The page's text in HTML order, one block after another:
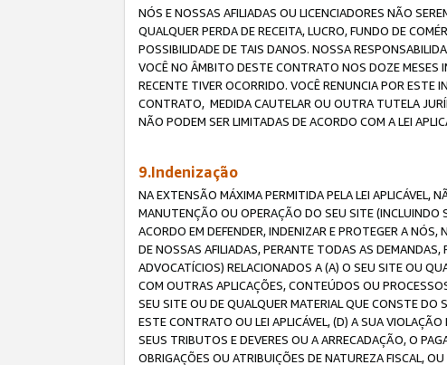
NÓS E NOSSAS AFILIADAS OU LICENCIADORES NÃO
QUALQUER PERDA DE RECEITA, LUCRO, FUNDO DE
POSSIBILIDADE DE TAIS DANOS. NOSSA
VOCÊ NO ÂMBITO DESTE CONTRATO NOS DOZE MESES
RECENTE TIVER OCORRIDO. VOCÊ RENUNCIA POR ESTE
CONTRATO, MEDIDA CAUTELAR OU OUTRA TUTELA
NÃO PODEM SER LIMITADAS DE ACORDO COM A LEI
9.Indenização
NA EXTENSÃO MÁXIMA PERMITIDA PELA LEI APLICÁVEL,
MANUTENÇÃO OU OPERAÇÃO DO SEU SITE (INCLUINDO
ACORDO EM DEFENDER, INDENIZAR E PROTEGER A
DE NOSSAS AFILIADAS, PERANTE TODAS AS DEMANDAS,
ADVOCATÍCIOS) RELACIONADOS A (A) O SEU SITE OU
COM OUTRAS APLICAÇÕES, CONTEÚDOS OU
SEU SITE OU DE QUALQUER MATERIAL QUE CONSTE DO
ESTE CONTRATO OU LEI APLICÁVEL, (D) A SUA
SEUS TRIBUTOS E DEVERES OU A ARRECADAÇÃO, O
OBRIGAÇÕES OU ATRIBUIÇÕES DE NATUREZA FISCAL,